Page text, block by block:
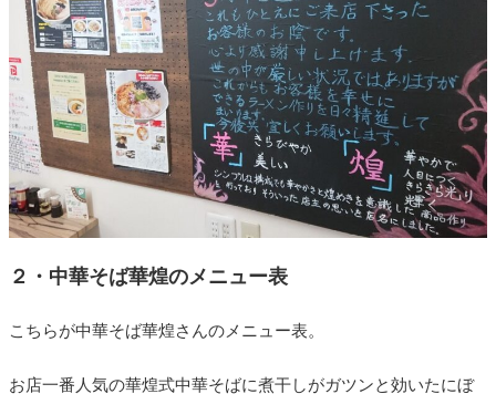
２・中華そば華煌のメニュー表
こちらが中華そば華煌さんのメニュー表。
お店一番人気の華煌式中華そばに煮干しがガツンと効いたにぼ